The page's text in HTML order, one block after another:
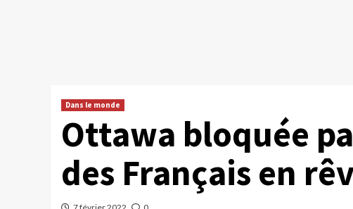
Dans le monde
Ottawa bloquée
des Français en